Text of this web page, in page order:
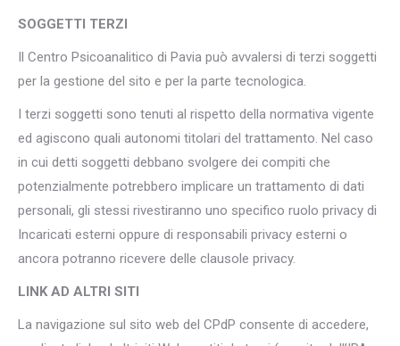
SOGGETTI TERZI
Il Centro Psicoanalitico di Pavia può avvalersi di terzi soggetti
per la gestione del sito e per la parte tecnologica.
I terzi soggetti sono tenuti al rispetto della normativa vigente
ed agiscono quali autonomi titolari del trattamento. Nel caso
in cui detti soggetti debbano svolgere dei compiti che
potenzialmente potrebbero implicare un trattamento di dati
personali, gli stessi rivestiranno uno specifico ruolo privacy di
Incaricati esterni oppure di responsabili privacy esterni o
ancora potranno ricevere delle clausole privacy.
LINK AD ALTRI SITI
La navigazione sul sito web del CPdP consente di accedere,